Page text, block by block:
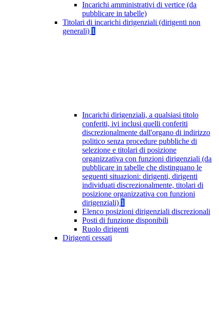
Incarichi amministrativi di vertice (da
pubblicare in tabelle)
Titolari di incarichi dirigenziali (dirigenti non
generali) 1
Incarichi dirigenziali, a qualsiasi titolo
conferiti, ivi inclusi quelli conferiti
discrezionalmente dall'organo di indirizzo
politico senza procedure pubbliche di
selezione e titolari di posizione
organizzativa con funzioni dirigenziali (da
pubblicare in tabelle che distinguano le
seguenti situazioni: dirigenti, dirigenti
individuati discrezionalmente, titolari di
posizione organizzativa con funzioni
dirigenziali) 1
Elenco posizioni dirigenziali discrezionali
Posti di funzione disponibili
Ruolo dirigenti
Dirigenti cessati